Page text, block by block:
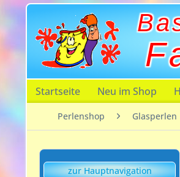
Startseite Neu im Shop
Perlenshop Glasperlen
zur Hauptnavigation